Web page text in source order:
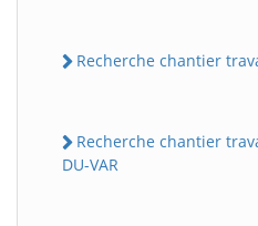
Recherche chantier
Recherche chantier
DU-VAR